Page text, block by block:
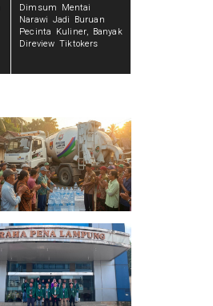
Dimsum Mentai
Narawi Jadi Buruan
Pecinta Kuliner, Banyak
Direview Tiktokers